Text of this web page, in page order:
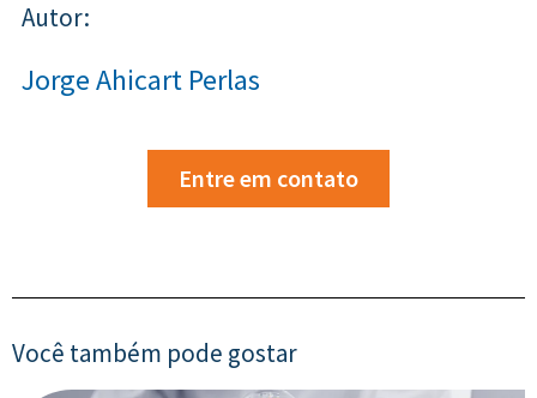
Autor:
Jorge Ahicart Perlas
Entre em contato
Você também pode gostar